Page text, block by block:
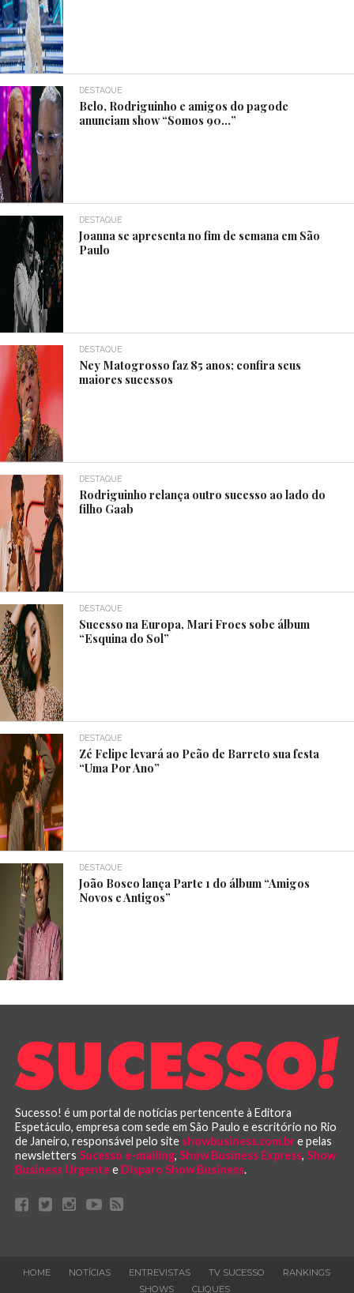
DESTAQUE
Belo, Rodriguinho e amigos do pagode
anunciam show “Somos 90…”
DESTAQUE
Joanna se apresenta no fim de semana em São
Paulo
DESTAQUE
Ney Matogrosso faz 85 anos; confira seus
maiores sucessos
DESTAQUE
Rodriguinho relança outro sucesso ao lado do
filho Gaab
DESTAQUE
Sucesso na Europa, Mari Froes sobe álbum
“Esquina do Sol”
DESTAQUE
Zé Felipe levará ao Peão de Barreto sua festa
“Uma Por Ano”
DESTAQUE
João Bosco lança Parte 1 do álbum “Amigos
Novos e Antigos”
Sucesso! é um portal de notícias pertencente à Editora
Espetáculo, empresa com sede em São Paulo e escritório no Rio
de Janeiro, responsável pelo site showbusiness.com.bre pelas
newsletters Sucesso e-mailing, Show Business Express, Show
Business Urgentee Disparo Show Business.
HOME NOTÍCIAS ENTREVISTAS TV SUCESSO
RANKINGS
SHOWS
CLIQUES